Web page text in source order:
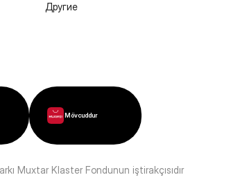
Другие
Mövcuddur
Muxtar Klaster Fondunun iştirakçısıdır